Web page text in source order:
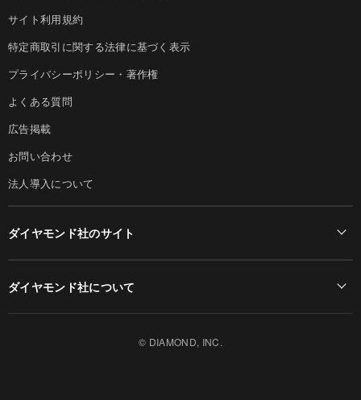
サイト利用規約
特定商取引に関する法律に基づく表示
プライバシーポリシー・著作権
よくある質問
広告掲載
お問い合わせ
法人導入について
ダイヤモンド社のサイト
ダイヤモンド社について
© DIAMOND, INC.